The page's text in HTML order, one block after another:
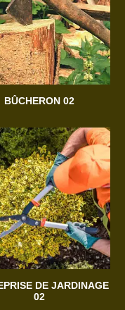
BÛCHERON 02
DE JARDINAGE
02